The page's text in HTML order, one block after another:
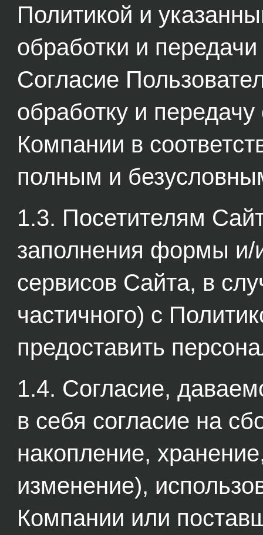
Политикой и
обработки и
Согласие
обработку и
Компании в
полным и
1.3. Посетителям
заполнения формы и/
сервисов Сайта, в
частичного) с
предоставить
1.4. Согласие,
в себя согласие на
накопление,
изменение),
Компании или